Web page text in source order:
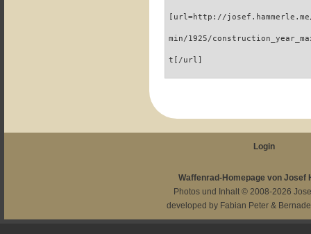
[url=http://
min/1925/
t[/url]
Login
Waffenrad-Homepage von Josef
Photos und Inhalt © 2008-2026
developed by Fabian Peter &